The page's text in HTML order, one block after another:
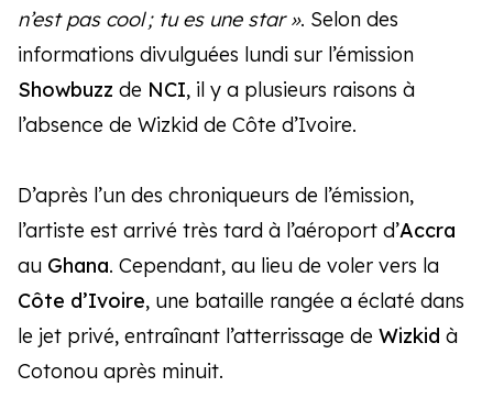
n’est pas cool ; tu es une star ». Selon des
informations divulguées lundi sur l’émission
Showbuzz de NCI, il y a plusieurs raisons à
l’absence de Wizkid de Côte d’Ivoire.
D’après l’un des chroniqueurs de l’émission,
l’artiste est arrivé très tard à l’aéroport d’Accra
au Ghana. Cependant, au lieu de voler vers la
Côte d’Ivoire, une bataille rangée a éclaté dans
le jet privé, entraînant l’atterrissage de Wizkid à
Cotonou après minuit.